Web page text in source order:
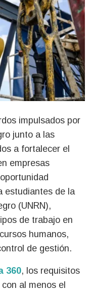
junto a las
a fortalecer el
empresas
estudiantes de la
(UNRN),
de trabajo en
humanos,
de gestión.
360, los requisitos
al menos el